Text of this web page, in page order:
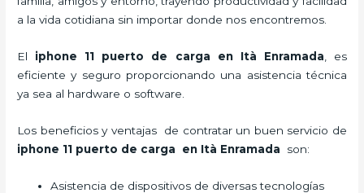
a la vida cotidiana sin importar donde nos encontremos.
El iphone 11 puerto de carga en Ità Enramada , es
eficiente y seguro proporcionando una asistencia técnica
ya sea al hardware o software.
Los beneficios y ventajas de contratar un buen servicio de
iphone 11 puerto de carga
en Ità Enramada son:
Asistencia de dispositivos de diversas tecnologías